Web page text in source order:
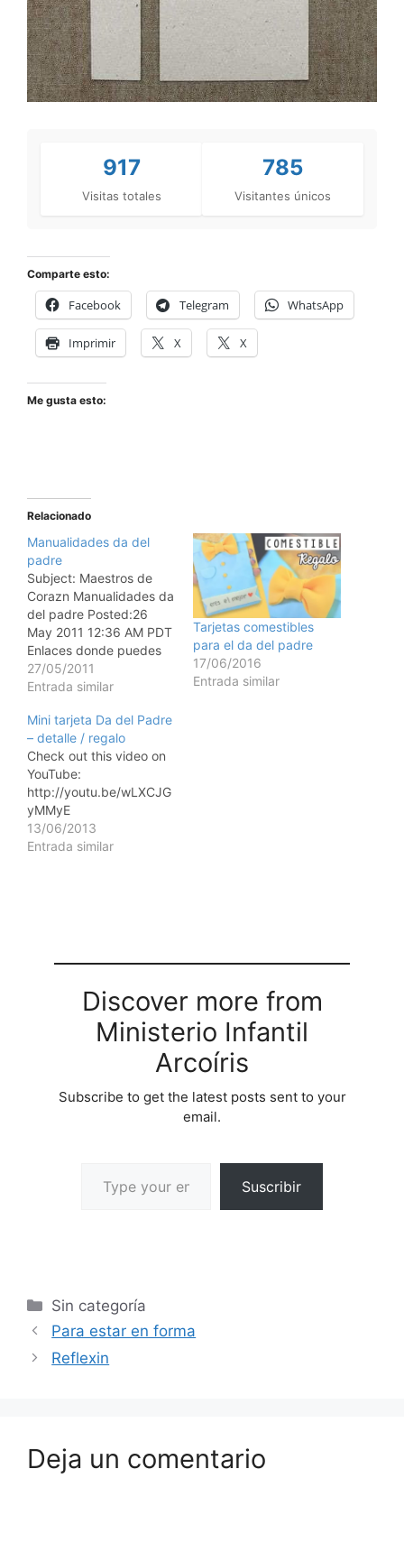
917
Visitas totales
785
Visitantes únicos
Comparte esto:
Facebook Telegram WhatsApp
Imprimir X X
Me gusta esto:
Relacionado
Manualidades da del
padre
Subject: Maestros de
Corazn Manualidades da
del padre Posted:26
May 2011 12:36 AM PDT
Enlaces donde puedes
encontrar manualidades
para el da del padre:
Tarjetero Manualides
variasdel Blog
Manualidades para Jess
lbum para papdel Blog
de Eunice Dulcero
Llavero botn deftbol
Tarjeta Porta retrato
cubo Organizador…
27/05/2011
Entrada similar
Tarjetas comestibles
para el da del padre
17/06/2016
Entrada similar
Mini tarjeta Da del Padre
– detalle / regalo
Check out this video on
YouTube:
http://youtu.be/wLXCJG
yMMyE
13/06/2013
Entrada similar
Discover more from
Ministerio Infantil
Arcoíris
Subscribe to get the latest posts sent to your
email.
Suscribir
Sin categoría
Para estar en forma
Reflexin
Deja un comentario